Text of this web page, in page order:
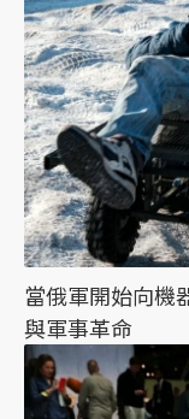
當俄軍開始向機
與軍事革命